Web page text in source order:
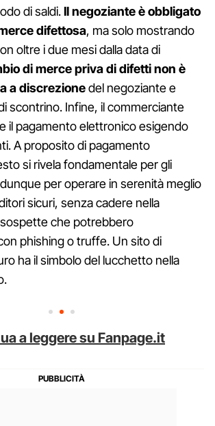
di saldi.Il negoziante è obbligato
difettosa, ma solo mostrando
oltre i due mesi dalla data di
di merce priva di difetti non è
a discrezionedel negoziante e
scontrino. Infine, il commerciante
il pagamento elettronico esigendo
A proposito di pagamento
si rivela fondamentale per gli
per operare in serenità meglio
sicuri, senza cadere nella
che potrebbero
phishing o truffe. Un sito di
ha il simbolo del lucchetto nella
a leggere su Fanpage.it